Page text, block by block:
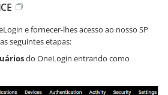
e fornecer-lhes acesso ao nosso SP
seguintes etapas:
do OneLogin entrando como